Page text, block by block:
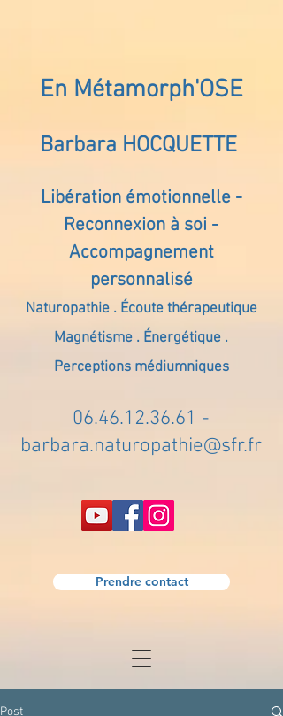
En Métamorph'OSE
Barbara HOCQUETTE
Libération émotionnelle -
Reconnexion à soi -
Accompagnement
personnalisé
Naturopathie . Écoute thérapeutique
Magnétisme . Énergétique .
Perceptions médiumniques
06.46.12.36.61 -
barbara.naturopathie@sfr.fr
Prendre contact
Post